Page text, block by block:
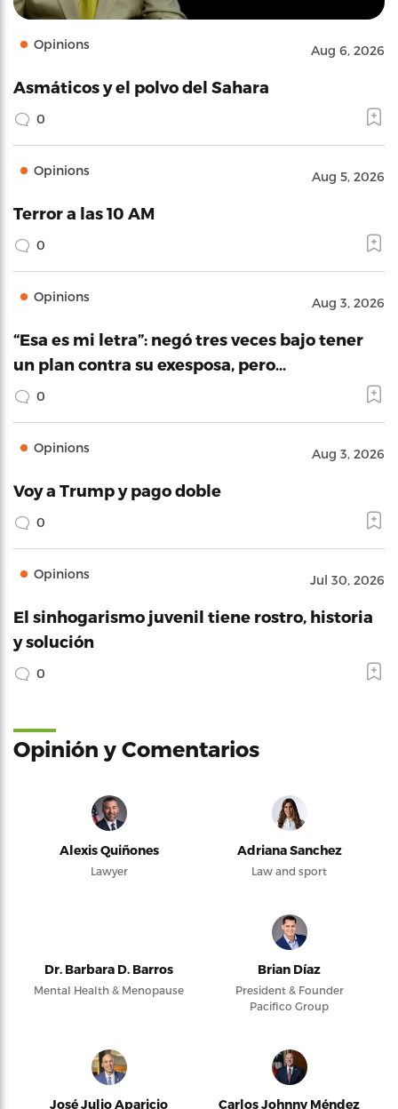
Opinions Aug 6, 2026
Asmáticos y el polvo del Sahara
0
Opinions Aug 5, 2026
Terror a las 10 AM
0
Opinions Aug 3, 2026
“Esa es mi letra”: negó tres veces bajo tener
un plan contra su exesposa, pero…
0
Opinions Aug 3, 2026
Voy a Trump y pago doble
0
Opinions Jul 30, 2026
El sinhogarismo juvenil tiene rostro, historia
y solución
0
Opinión y Comentarios
Alexis Quiñones
Lawyer
Adriana Sanchez
Law and sport
Dr. Barbara D. Barros
Mental Health & Menopause
Brian Díaz
President & Founder
Pacifico Group
José Julio Aparicio Carlos Johnny Méndez